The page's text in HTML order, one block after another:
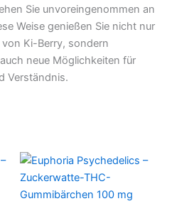
Sie unvoreingenommen an
Weise genießen Sie nicht nur
Ki-Berry, sondern
neue Möglichkeiten für
Verständnis.
Preisspanne:
bis
€40.00